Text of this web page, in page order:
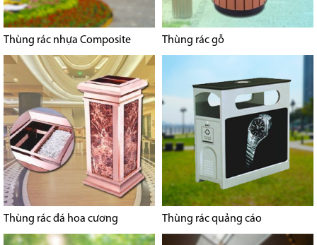
Thùng rác nhựa Composite Thùng rác gỗ
Thùng rác đá hoa cương Thùng rác quảng cáo